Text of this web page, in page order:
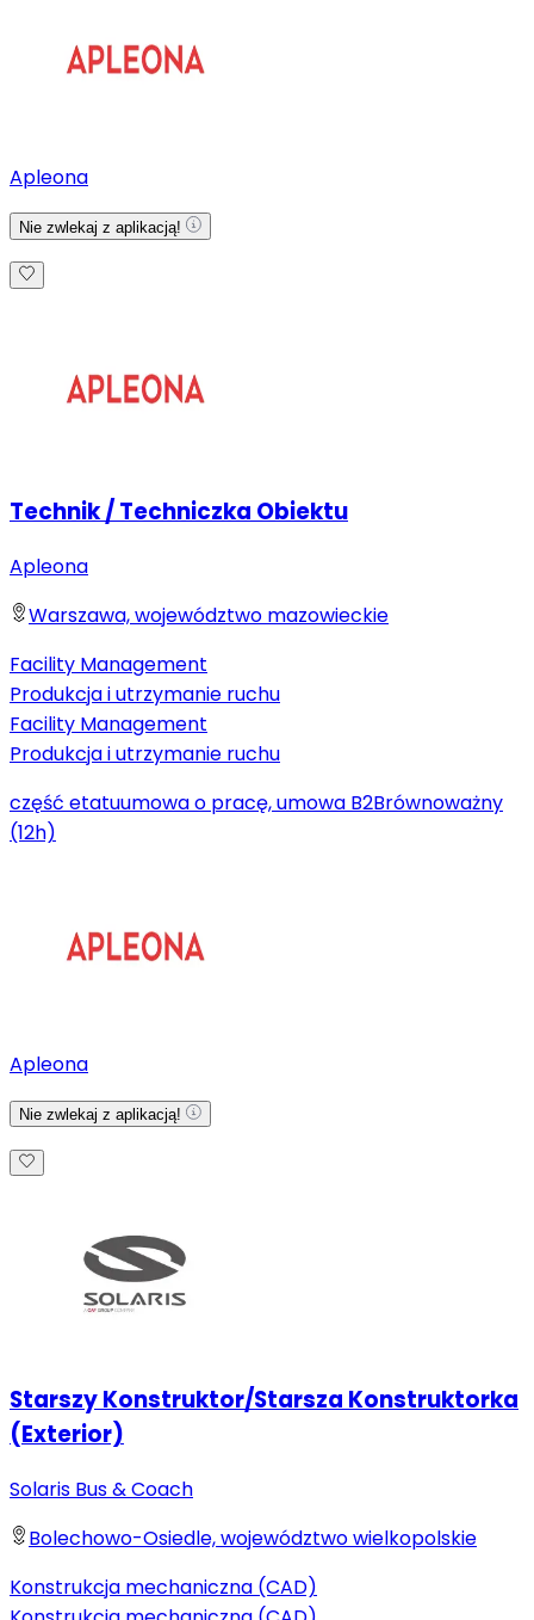
Apleona
Nie zwlekaj z aplikacją!
Technik / Techniczka Obiektu
Apleona
Warszawa, województwo mazowieckie
Facility Management
Produkcja i utrzymanie ruchu
Facility Management
Produkcja i utrzymanie ruchu
część etatuumowa o pracę, umowa B2Brównoważny
(12h)
Apleona
Nie zwlekaj z aplikacją!
Starszy Konstruktor/Starsza Konstruktorka
(Exterior)
Solaris Bus & Coach
Bolechowo-Osiedle, województwo wielkopolskie
Konstrukcja mechaniczna (CAD)